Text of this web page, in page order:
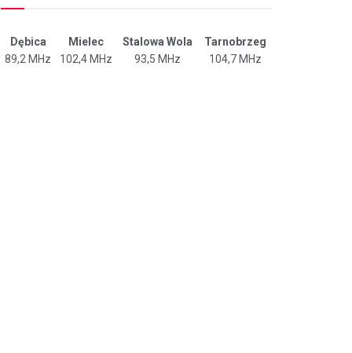
Dębica Mielec Stalowa Wola
Tarnobrzeg
89,2 MHz
102,4 MHz 93,5 MHz 104,7 MHz